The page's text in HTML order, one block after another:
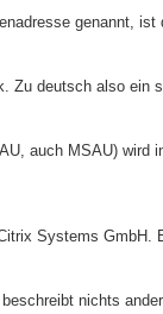
genannt,
Zu deutsch also ein
auch MSAU) wird
Systems GmbH.
nichts